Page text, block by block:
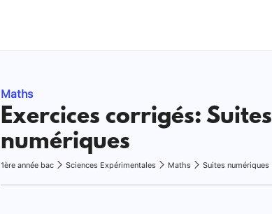
Maths
Exercices corrigés: Suites
numériques
1ère année bac Sciences Expérimentales Maths Suites numériques